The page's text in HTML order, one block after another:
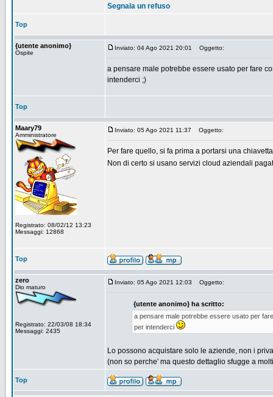
Segnala un refuso
Top
{utente anonimo}
Ospite
Inviato: 04 Ago 2021 20:01 Oggetto:
a pensare male potrebbe essere usato per fare
intenderci ;)
Top
Maary79
Amministratore
Registrato: 08/02/12 13:23
Messaggi: 12868
Inviato: 05 Ago 2021 11:37 Oggetto:
Per fare quello, si fa prima a portarsi una
Non di certo si usano servizi cloud aziendali
Top
zero
Dio maturo
Registrato: 22/03/08 18:34
Messaggi: 2435
Inviato: 05 Ago 2021 12:03 Oggetto:
{utente anonimo} ha scritto:
a pensare male potrebbe essere usato per
per intenderci
Lo possono acquistare solo le aziende, non i
(non so perche' ma questo dettaglio sfugge a
Top